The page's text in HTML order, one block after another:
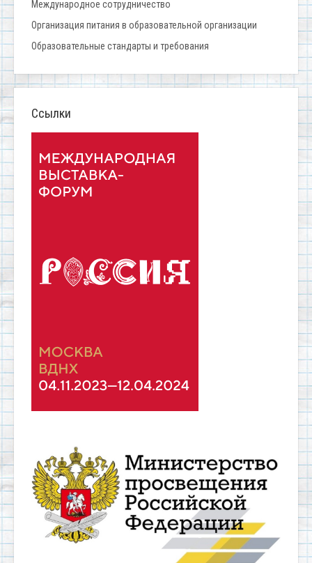
Международное сотрудничество
Организация питания в образовательной организации
Образовательные стандарты и требования
Ссылки